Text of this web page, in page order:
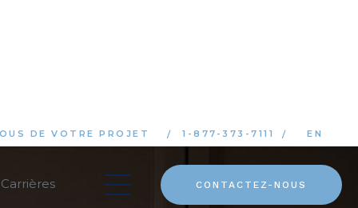
DE VOTRE PROJET 1-877-373-7111 EN
Carrières CONTACTEZ-NOUS